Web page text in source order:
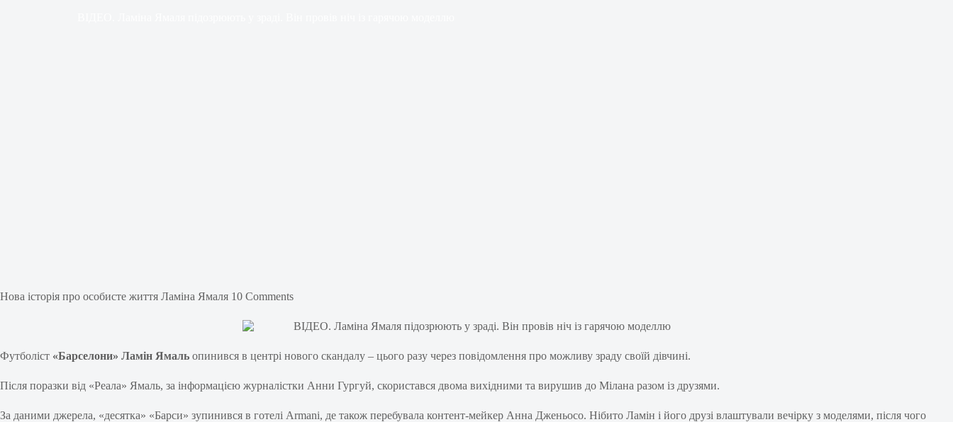
Нова історія про особисте життя Ламіна Ямаля 10 Comments
Футболіст «Барселони» Ламін Ямаль опинився в центрі нового скандалу – цього разу через повідомлення про можливу зраду своїй дівчині.
Після поразки від «Реала» Ямаль, за інформацією журналістки Анни Гургуй, скористався двома вихідними та вирушив до Мілана разом із друзями.
За даними джерела, «десятка» «Барси» зупинився в готелі Armani, де також перебувала контент-мейкер Анна Дженьосо. Нібито Ламін і його друзі влаштували вечірку з моделями, після чого